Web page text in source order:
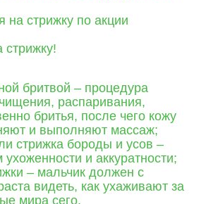
бритвой – процедура
распаривания,
бритья, после чего кожу
и выполняют массаж;
стрижка бороды и усов –
и аккуратности;
– мальчик должен с
видеть, как ухаживают за
мира сего.